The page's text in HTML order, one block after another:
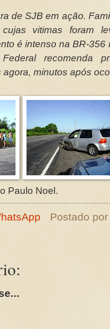
de SJB em ação.
vitimas foram
é intenso na BR-
recomenda
agora, minutos após
Paulo Noel.
Postado